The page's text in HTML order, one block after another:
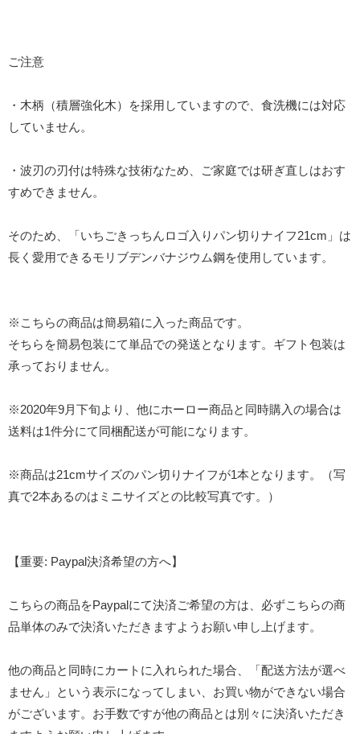
ご注意
・木柄（積層強化木）を採用していますので、食洗機には対応
していません。
・波刃の刃付は特殊な技術なため、ご家庭では研ぎ直しはおす
すめできません。
そのため、「いちごきっちんロゴ入りパン切りナイフ21cm」は
長く愛用できるモリブデンバナジウム鋼を使用しています。
※こちらの商品は簡易箱に入った商品です。
そちらを簡易包装にて単品での発送となります。ギフト包装は
承っておりません。
※2020年9月下旬より、他にホーロー商品と同時購入の場合は
送料は1件分にて同梱配送が可能になります。
※商品は21cmサイズのパン切りナイフが1本となります。（写
真で2本あるのはミニサイズとの比較写真です。）
【重要: Paypal決済希望の方へ】
こちらの商品をPaypalにて決済ご希望の方は、必ずこちらの商
品単体のみで決済いただきますようお願い申し上げます。
他の商品と同時にカートに入れられた場合、「配送方法が選べ
ません」という表示になってしまい、お買い物ができない場合
がございます。お手数ですが他の商品とは別々に決済いただき